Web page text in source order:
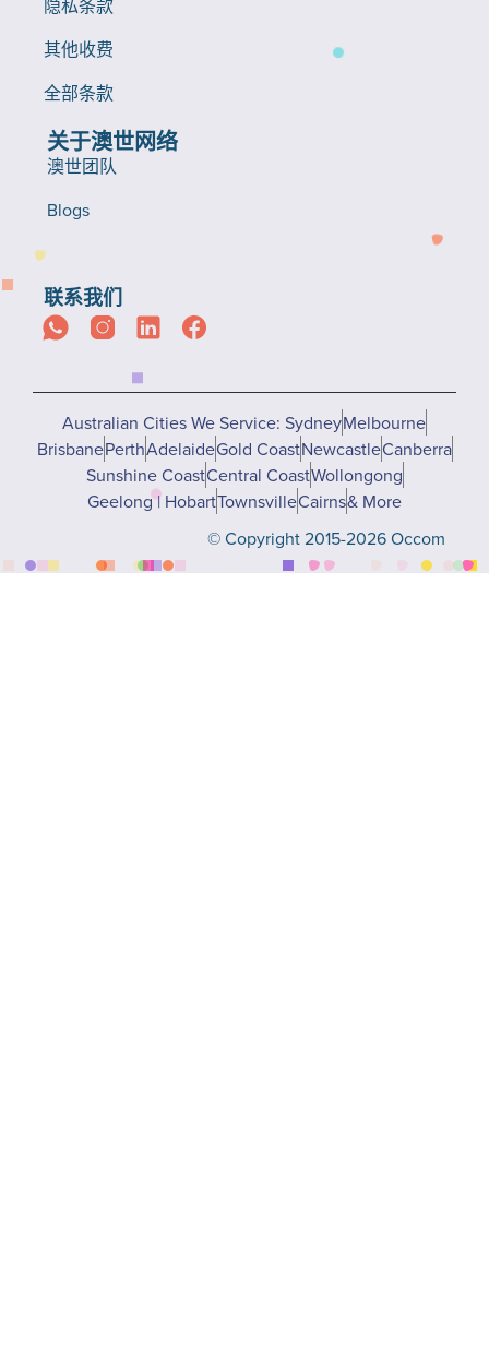
隐私条款
其他收费
全部条款
关于澳世网络
澳世团队
Blogs
联系我们
Australian Cities We Service: SydneyMelbourne
BrisbanePerthAdelaideGold CoastNewcastleCanberra
Sunshine CoastCentral CoastWollongong
Geelong | HobartTownsvilleCairns& More
© Copyright 2015-2026 Occom